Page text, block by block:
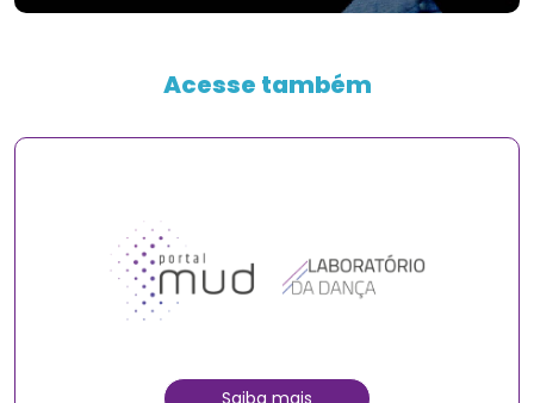
Acesse também